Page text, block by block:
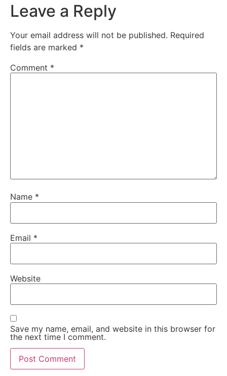
Leave a Reply
Your email address will not be published. Required
fields are marked *
Comment *
Name *
Email *
Website
Save my name, email, and website in this browser for
the next time I comment.